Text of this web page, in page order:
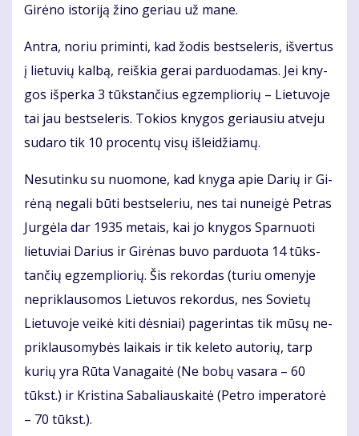
Gi­rė­no is­to­ri­ją ži­no ge­riau už ma­ne.
An­tra, no­riu pri­min­ti, kad žo­dis best­se­leris, iš­ver­tus
į lie­tu­vių kal­bą, reiš­kia ge­rai par­duo­da­mas. Jei kny­
gos iš­per­ka 3 tūks­tan­čius eg­zem­plio­rių – Lie­tu­vo­je
tai jau best­se­leris. To­kios kny­gos ge­riau­siu at­ve­ju
su­da­ro tik 10 pro­cen­tų vi­sų iš­lei­džia­mų.
Ne­su­tin­ku su nuo­mo­ne, kad kny­ga apie Da­rių ir Gi­
rė­ną ne­ga­li bū­ti best­se­leriu, nes tai nu­nei­gė Pet­ras
Jur­gė­la dar 1935 me­tais, kai jo kny­gos Spar­nuo­ti
lie­tu­viai Da­rius ir Gi­rė­nas bu­vo par­duo­ta 14 tūks­
tan­čių eg­zem­plio­rių. Šis re­kor­das (tu­riu ome­ny­je
ne­pri­klau­so­mos Lie­tu­vos re­kor­dus, nes So­vie­tų
Lie­tu­vo­je vei­kė ki­ti dės­niai) pa­ge­rin­tas tik mū­sų ne­
pri­klau­so­my­bės lai­kais ir tik ke­le­to au­to­rių, tarp
ku­rių yra Rū­ta Va­na­gai­tė (Ne bo­bų va­sa­ra – 60
tūkst.) ir Kris­ti­na Sa­ba­liaus­kai­tė (Pet­ro im­pe­ra­to­rė
– 70 tūkst.).